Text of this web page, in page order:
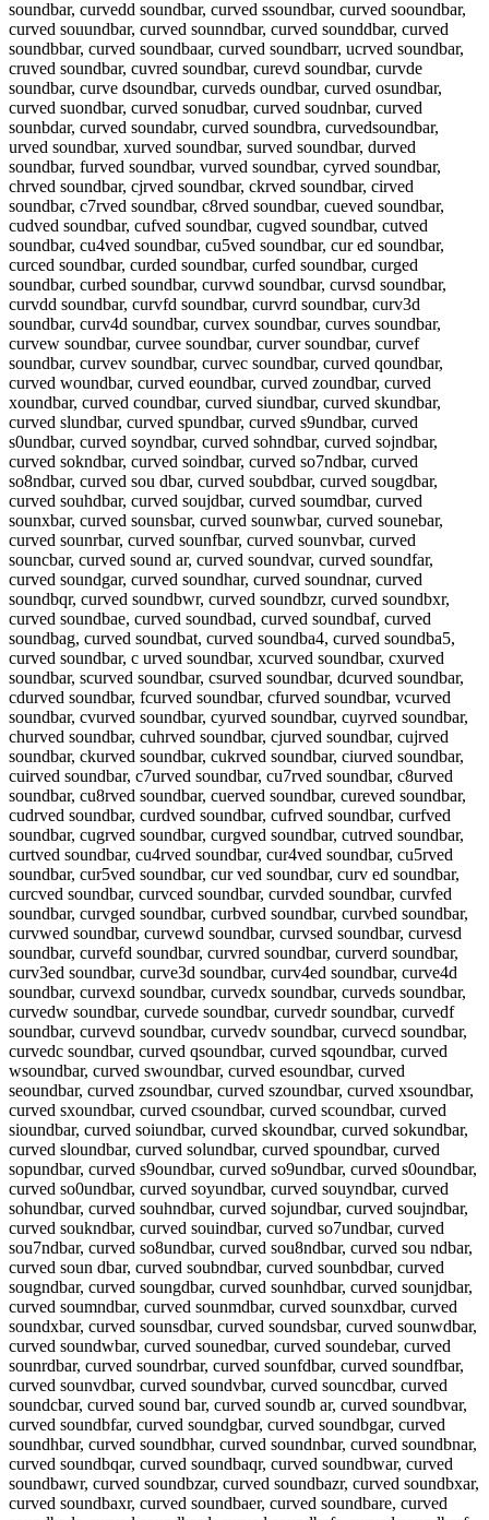
soundbar, curvedd soundbar, curved ssoundbar, curved sooundbar,
curved souundbar, curved sounndbar, curved sounddbar, curved
soundbbar, curved soundbaar, curved soundbarr, ucrved soundbar,
cruved soundbar, cuvred soundbar, curevd soundbar, curvde
soundbar, curve dsoundbar, curveds oundbar, curved osundbar,
curved suondbar, curved sonudbar, curved soudnbar, curved
sounbdar, curved soundabr, curved soundbra, curvedsoundbar,
urved soundbar, xurved soundbar, surved soundbar, durved
soundbar, furved soundbar, vurved soundbar, cyrved soundbar,
chrved soundbar, cjrved soundbar, ckrved soundbar, cirved
soundbar, c7rved soundbar, c8rved soundbar, cueved soundbar,
cudved soundbar, cufved soundbar, cugved soundbar, cutved
soundbar, cu4ved soundbar, cu5ved soundbar, cur ed soundbar,
curced soundbar, curded soundbar, curfed soundbar, curged
soundbar, curbed soundbar, curvwd soundbar, curvsd soundbar,
curvdd soundbar, curvfd soundbar, curvrd soundbar, curv3d
soundbar, curv4d soundbar, curvex soundbar, curves soundbar,
curvew soundbar, curvee soundbar, curver soundbar, curvef
soundbar, curvev soundbar, curvec soundbar, curved qoundbar,
curved woundbar, curved eoundbar, curved zoundbar, curved
xoundbar, curved coundbar, curved siundbar, curved skundbar,
curved slundbar, curved spundbar, curved s9undbar, curved
s0undbar, curved soyndbar, curved sohndbar, curved sojndbar,
curved sokndbar, curved soindbar, curved so7ndbar, curved
so8ndbar, curved sou dbar, curved soubdbar, curved sougdbar,
curved souhdbar, curved soujdbar, curved soumdbar, curved
sounxbar, curved sounsbar, curved sounwbar, curved sounebar,
curved sounrbar, curved sounfbar, curved sounvbar, curved
souncbar, curved sound ar, curved soundvar, curved soundfar,
curved soundgar, curved soundhar, curved soundnar, curved
soundbqr, curved soundbwr, curved soundbzr, curved soundbxr,
curved soundbae, curved soundbad, curved soundbaf, curved
soundbag, curved soundbat, curved soundba4, curved soundba5,
curved soundbar, c urved soundbar, xcurved soundbar, cxurved
soundbar, scurved soundbar, csurved soundbar, dcurved soundbar,
cdurved soundbar, fcurved soundbar, cfurved soundbar, vcurved
soundbar, cvurved soundbar, cyurved soundbar, cuyrved soundbar,
churved soundbar, cuhrved soundbar, cjurved soundbar, cujrved
soundbar, ckurved soundbar, cukrved soundbar, ciurved soundbar,
cuirved soundbar, c7urved soundbar, cu7rved soundbar, c8urved
soundbar, cu8rved soundbar, cuerved soundbar, cureved soundbar,
cudrved soundbar, curdved soundbar, cufrved soundbar, curfved
soundbar, cugrved soundbar, curgved soundbar, cutrved soundbar,
curtved soundbar, cu4rved soundbar, cur4ved soundbar, cu5rved
soundbar, cur5ved soundbar, cur ved soundbar, curv ed soundbar,
curcved soundbar, curvced soundbar, curvded soundbar, curvfed
soundbar, curvged soundbar, curbved soundbar, curvbed soundbar,
curvwed soundbar, curvewd soundbar, curvsed soundbar, curvesd
soundbar, curvefd soundbar, curvred soundbar, curverd soundbar,
curv3ed soundbar, curve3d soundbar, curv4ed soundbar, curve4d
soundbar, curvexd soundbar, curvedx soundbar, curveds soundbar,
curvedw soundbar, curvede soundbar, curvedr soundbar, curvedf
soundbar, curvevd soundbar, curvedv soundbar, curvecd soundbar,
curvedc soundbar, curved qsoundbar, curved sqoundbar, curved
wsoundbar, curved swoundbar, curved esoundbar, curved
seoundbar, curved zsoundbar, curved szoundbar, curved xsoundbar,
curved sxoundbar, curved csoundbar, curved scoundbar, curved
sioundbar, curved soiundbar, curved skoundbar, curved sokundbar,
curved sloundbar, curved solundbar, curved spoundbar, curved
sopundbar, curved s9oundbar, curved so9undbar, curved s0oundbar,
curved so0undbar, curved soyundbar, curved souyndbar, curved
sohundbar, curved souhndbar, curved sojundbar, curved soujndbar,
curved soukndbar, curved souindbar, curved so7undbar, curved
sou7ndbar, curved so8undbar, curved sou8ndbar, curved sou ndbar,
curved soun dbar, curved soubndbar, curved sounbdbar, curved
sougndbar, curved soungdbar, curved sounhdbar, curved sounjdbar,
curved soumndbar, curved sounmdbar, curved sounxdbar, curved
soundxbar, curved sounsdbar, curved soundsbar, curved sounwdbar,
curved soundwbar, curved sounedbar, curved soundebar, curved
sounrdbar, curved soundrbar, curved sounfdbar, curved soundfbar,
curved sounvdbar, curved soundvbar, curved souncdbar, curved
soundcbar, curved sound bar, curved soundb ar, curved soundbvar,
curved soundbfar, curved soundgbar, curved soundbgar, curved
soundhbar, curved soundbhar, curved soundnbar, curved soundbnar,
curved soundbqar, curved soundbaqr, curved soundbwar, curved
soundbawr, curved soundbzar, curved soundbazr, curved soundbxar,
curved soundbaxr, curved soundbaer, curved soundbare, curved